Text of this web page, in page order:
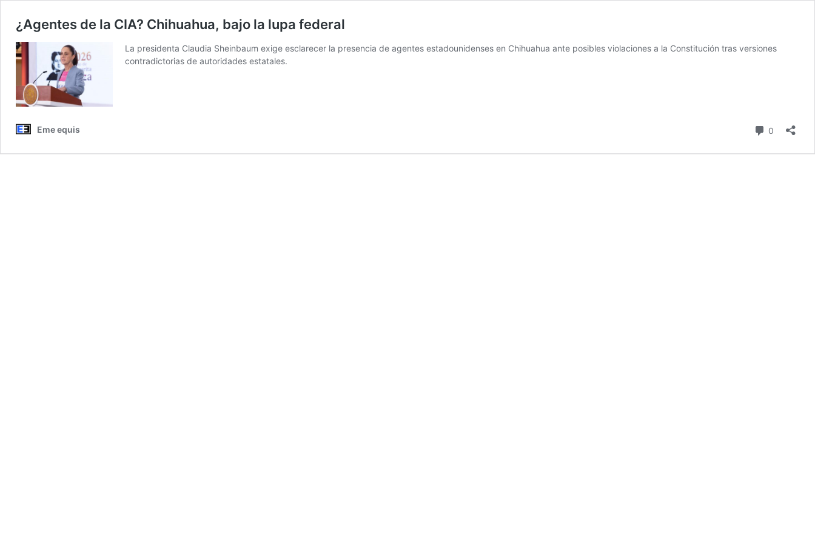
¿Agentes de la CIA? Chihuahua, bajo la lupa federal
La presidenta Claudia Sheinbaum exige esclarecer la presencia de agentes estadounidenses en Chihuahua ante posibles violaciones a la Constitución tras versiones
contradictorias de autoridades estatales.
Eme equis 0